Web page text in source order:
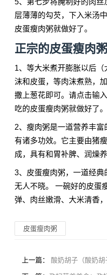
层薄薄的勾芡，下入米汤
皮蛋瘦肉粥就做好了。
正宗的皮蛋瘦肉
1、等大米煮开膨胀以后
沫和皮蛋，等肉沫煮熟，
撒上葱花即可。请点击输
吃的皮蛋瘦肉粥就做好了。
2、瘦肉粥是一道营养丰
有诸多功效。它主要由猪
成，具有和胃补脾、润燥养
3、皮蛋瘦肉粥，一道经典
无人不晓。 一碗好的皮蛋
弹、肉丝嫩滑、大米清香
皮蛋瘦肉粥
上一篇： 酸奶胡子（酸奶胡